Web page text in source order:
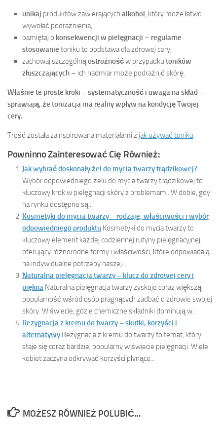
unikaj produktów zawierających alkohol, który może łatwo
wywołać podrażnienia,
pamiętaj o konsekwencji w pielęgnacji – regularne
stosowanie toniku to podstawa dla zdrowej cery,
zachowaj szczególnąostrożnośćw przypadku toników
złuszczających – ich nadmiar może podrażnić skórę.
Właśnie te proste kroki – systematyczność i uwaga na skład –
sprawiają, że tonizacja ma realny wpływ na kondycję Twojej
cery.
Treść została zainspirowana materiałami z jak używać toniku.
Powninno Zainteresować Cię Również:
Jak wybrać doskonały żel do mycia twarzy trądzikowej?
Wybór odpowiedniego żelu do mycia twarzy trądzikowej to
kluczowy krok w pielęgnacji skóry z problemami. W dobie, gdy
na rynku dostępne są...
Kosmetyki do mycia twarzy – rodzaje, właściwości i wybór
odpowiedniego produktu Kosmetyki do mycia twarzy to
kluczowy element każdej codziennej rutyny pielęgnacyjnej,
oferujący różnorodne formy i właściwości, które odpowiadają
na indywidualne potrzeby naszej...
Naturalna pielęgnacja twarzy – klucz do zdrowej cery i
piękna Naturalna pielęgnacja twarzy zyskuje coraz większą
popularność wśród osób pragnących zadbać o zdrowie swojej
skóry. W świecie, gdzie chemiczne składniki dominują w...
Rezygnacja z kremu do twarzy – skutki, korzyści i
alternatywy Rezygnacja z kremu do twarzy to temat, który
staje się coraz bardziej popularny w świecie pielęgnacji. Wiele
kobiet zaczyna odkrywać korzyści płynące...
MOŻESZ RÓWNIEŻ POLUBIĆ…